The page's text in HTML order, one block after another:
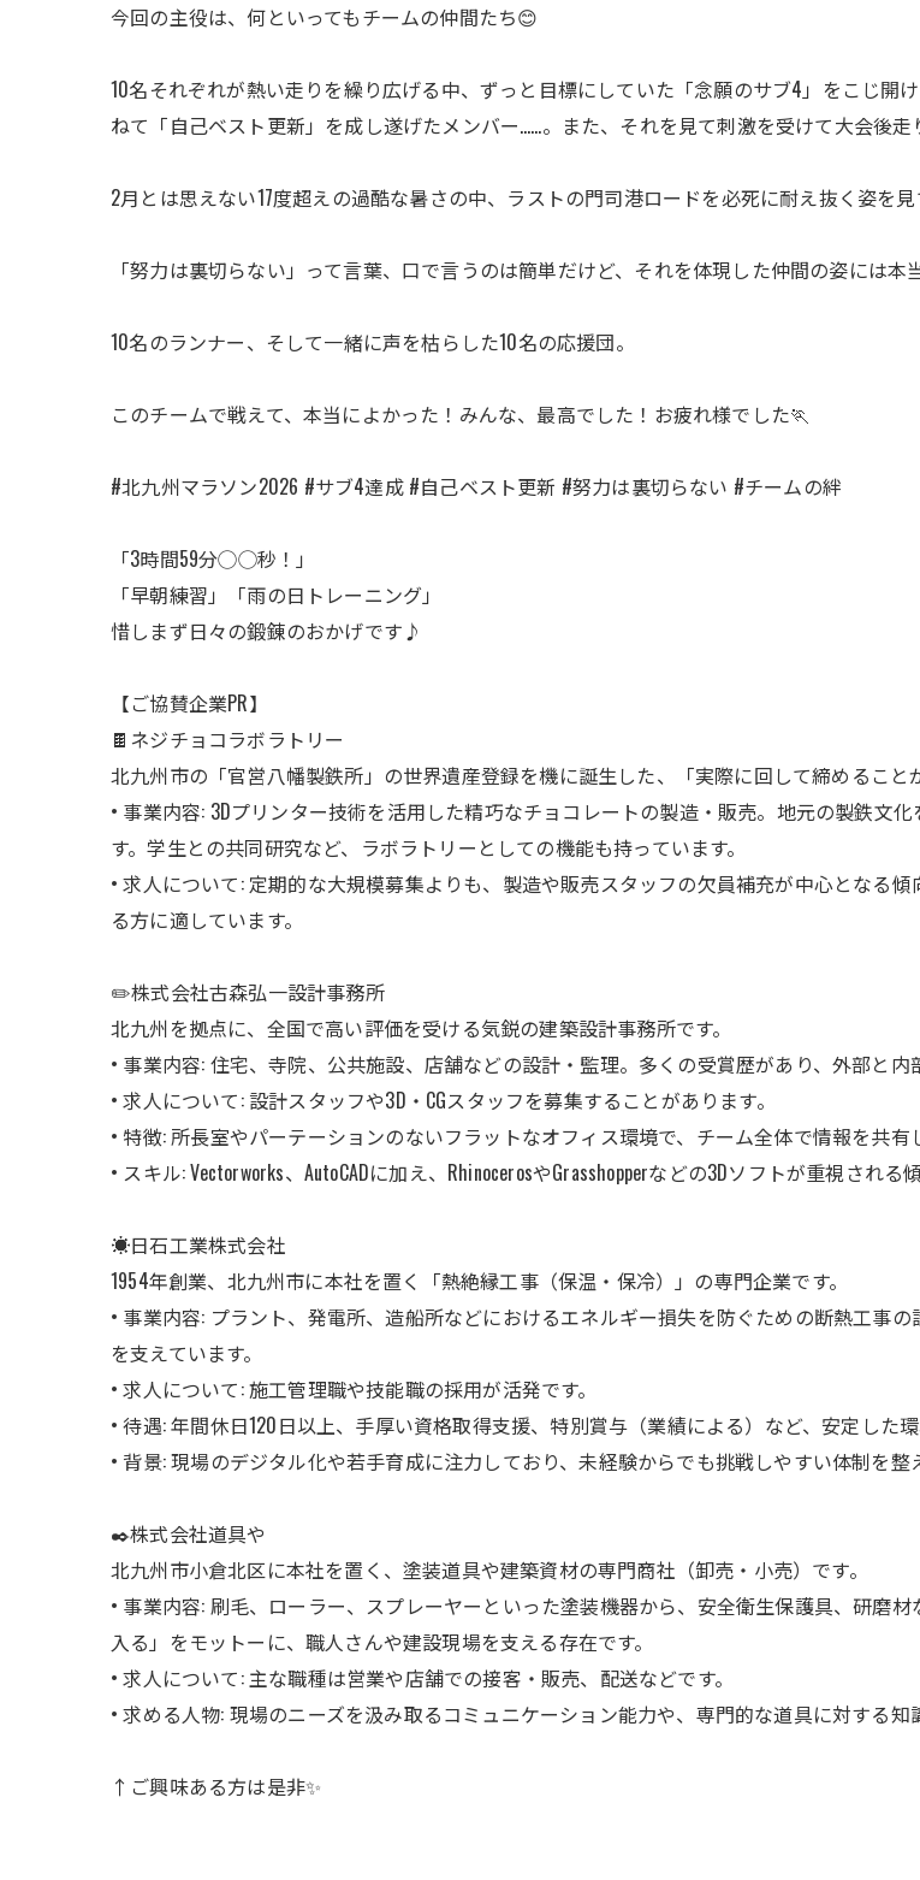
今回の主役は、何といってもチームの仲間たち😊
10名それぞれが熱い走りを繰り広げる中、ずっと目標にしていた「念願のサブ4」をこじ開
ねて「自己ベスト更新」を成し遂げたメンバー……。また、それを見て刺激を受けて大会後走
2月とは思えない17度超えの過酷な暑さの中、ラストの門司港ロードを必死に耐え抜く姿を
「努力は裏切らない」って言葉、口で言うのは簡単だけど、それを体現した仲間の姿には本
10名のランナー、そして一緒に声を枯らした10名の応援団。
このチームで戦えて、本当によかった！みんな、最高でした！お疲れ様でした🏃
#北九州マラソン2026 #サブ4達成 #自己ベスト更新 #努力は裏切らない #チームの絆
「3時間59分◯◯秒！」
「早朝練習」「雨の日トレーニング」
惜しまず日々の鍛錬のおかげです♪
【ご協賛企業PR】
🍫ネジチョコラボラトリー
北九州市の「官営八幡製鉄所」の世界遺産登録を機に誕生した、「実際に回して締めること
• 事業内容: 3Dプリンター技術を活用した精巧なチョコレートの製造・販売。地元の製鉄文
す。学生との共同研究など、ラボラトリーとしての機能も持っています。
• 求人について: 定期的な大規模募集よりも、製造や販売スタッフの欠員補充が中心となる
る方に適しています。
✏️株式会社古森弘一設計事務所
北九州を拠点に、全国で高い評価を受ける気鋭の建築設計事務所です。
• 事業内容: 住宅、寺院、公共施設、店舗などの設計・監理。多くの受賞歴があり、外部と
• 求人について: 設計スタッフや3D・CGスタッフを募集することがあります。
• 特徴: 所長室やパーテーションのないフラットなオフィス環境で、チーム全体で情報を共有
• スキル: Vectorworks、AutoCADに加え、RhinocerosやGrasshopperなどの3Dソフトが重視される
☀️日石工業株式会社
1954年創業、北九州市に本社を置く「熱絶縁工事（保温・保冷）」の専門企業です。
• 事業内容: プラント、発電所、造船所などにおけるエネルギー損失を防ぐための断熱工事
を支えています。
• 求人について: 施工管理職や技能職の採用が活発です。
• 待遇: 年間休日120日以上、手厚い資格取得支援、特別賞与（業績による）など、安定した環
• 背景: 現場のデジタル化や若手育成に注力しており、未経験からでも挑戦しやすい体制を整
✒️株式会社道具や
北九州市小倉北区に本社を置く、塗装道具や建築資材の専門商社（卸売・小売）です。
• 事業内容: 刷毛、ローラー、スプレーヤーといった塗装機器から、安全衛生保護具、研磨
入る」をモットーに、職人さんや建設現場を支える存在です。
• 求人について: 主な職種は営業や店舗での接客・販売、配送などです。
• 求める人物: 現場のニーズを汲み取るコミュニケーション能力や、専門的な道具に対する知
↑ご興味ある方は是非✨